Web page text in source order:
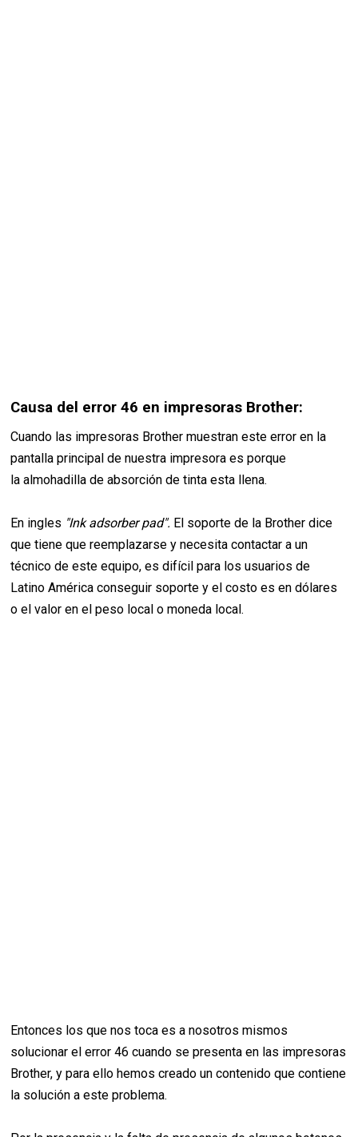
Causa del error 46 en impresoras Brother:
Cuando las impresoras Brother muestran este error en la
pantalla principal de nuestra impresora es porque
la almohadilla de absorción de tinta esta llena.
En ingles "Ink adsorber pad". El soporte de la Brother dice
que tiene que reemplazarse y necesita contactar a un
técnico de este equipo, es difícil para los usuarios de
Latino América conseguir soporte y el costo es en dólares
o el valor en el peso local o moneda local.
Entonces los que nos toca es a nosotros mismos
solucionar el error 46 cuando se presenta en las impresoras
Brother, y para ello hemos creado un contenido que contiene
la solución a este problema.